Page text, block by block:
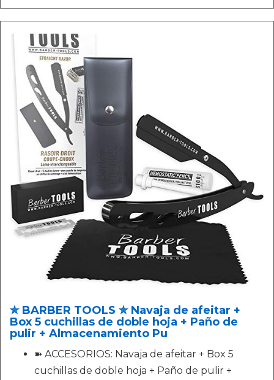
✮ BARBER TOOLS ✮ Navaja de afeitar +
Box 5 cuchillas de doble hoja + Paño de
pulir + Almacenamiento Pu
➽ ACCESORIOS: Navaja de afeitar + Box 5
cuchillas de doble hoja + Paño de pulir +